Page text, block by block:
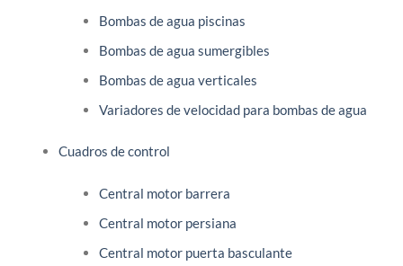
Bombas de agua piscinas
Bombas de agua sumergibles
Bombas de agua verticales
Variadores de velocidad para bombas de agua
Cuadros de control
Central motor barrera
Central motor persiana
Central motor puerta basculante